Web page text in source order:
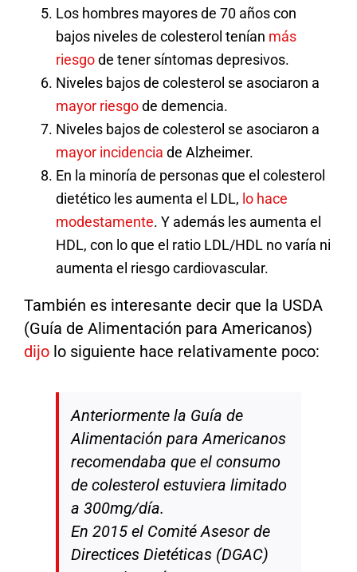
Los hombres mayores de 70 años con
bajos niveles de colesterol tenían más
riesgode tener síntomas depresivos.
Niveles bajos de colesterol se asociaron a
mayor riesgode demencia.
Niveles bajos de colesterol se asociaron a
mayor incidencia de Alzheimer.
En la minoría de personas que el colesterol
dietético les aumenta el LDL, lo hace
modestamente. Y además les aumenta el
HDL, con lo que el ratio LDL/HDL no varía ni
aumenta el riesgo cardiovascular.
También es interesante decir que la USDA
(Guía de Alimentación para Americanos)
dijolo siguiente hace relativamente poco:
Anteriormente la Guía de
Alimentación para Americanos
recomendaba que el consumo
de colesterol estuviera limitado
a 300mg/día.
En 2015 el Comité Asesor de
Directices Dietéticas (DGAC)